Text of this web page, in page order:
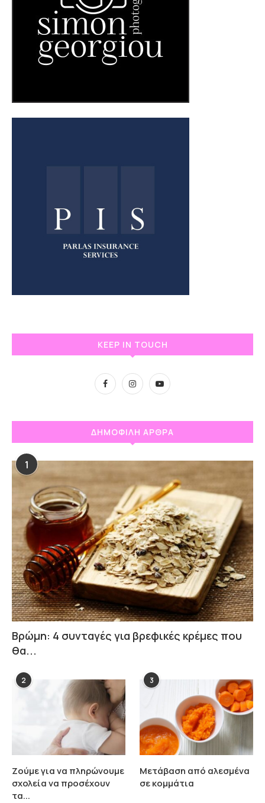
KEEP IN TOUCH
ΔΗΜΟΦΙΛΗ ΑΡΘΡΑ
1
Βρώμη: 4 συνταγές για βρεφικές κρέμες που
θα...
2
Ζούμε για να πληρώνουμε
σχολεία να προσέχουν
τα...
3
Μετάβαση από αλεσμένα
σε κομμάτια